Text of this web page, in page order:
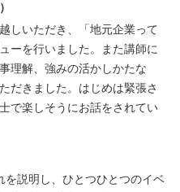
しいただき、「地元企業って
ーを行いました。また講師に
理解、強みの活かしかたな
だきました。はじめは緊張さ
で楽しそうにお話をされてい
を説明し、ひとつひとつのイベ